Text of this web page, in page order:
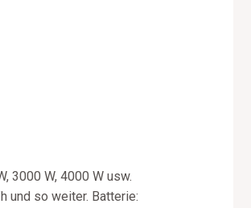
3000 W, 4000 W usw.
und so weiter. Batterie: